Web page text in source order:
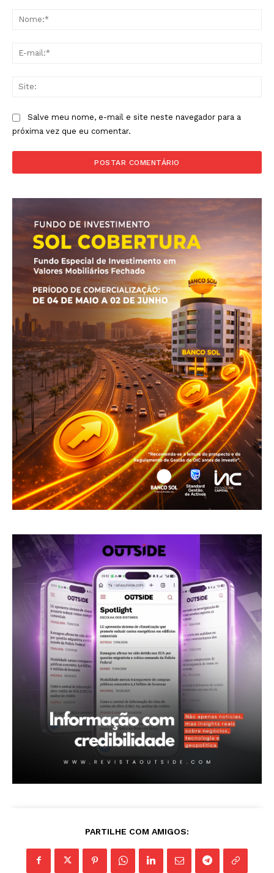
Salve meu nome, e-mail e site neste navegador para a
próxima vez que eu comentar.
PARTILHE COM AMIGOS: